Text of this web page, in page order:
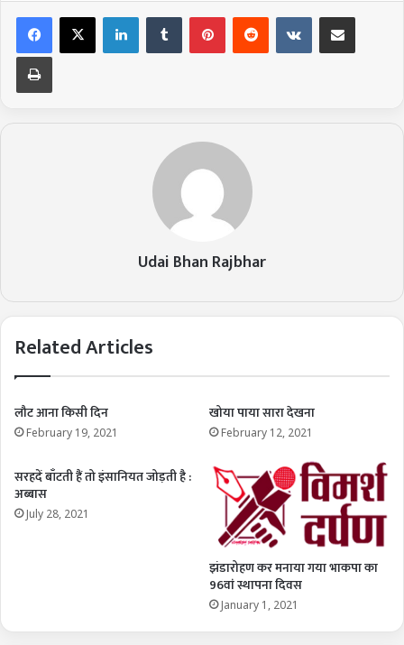
LinkedIn VKontakte
Udai Bhan Rajbhar
Related Articles
लौट आना किसी दिन
February 19, 2021
खोया पाया सारा देखना
February 12, 2021
सरहदें बाँटती हैं तो इंसानियत जोड़ती है :
अब्बास
July 28, 2021
झंडारोहण कर मनाया गया भाकपा का
96वां स्थापना दिवस
January 1, 2021